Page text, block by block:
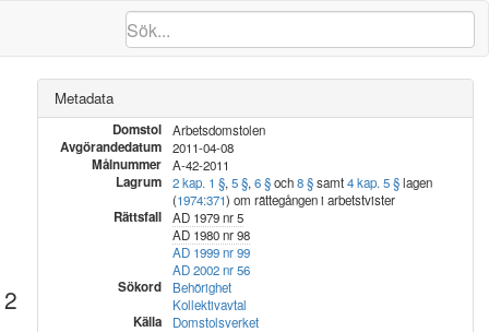
Metadata
Domstol Arbetsdomstolen
Avgörandedatum 2011-04-08
Målnummer A-42-2011
Lagrum 2 kap. 1 §, 5 §, 6 §och8 §samt4 kap. 5 §lagen
(1974:371) om rättegången i arbetstvister
Rättsfall
AD 1979 nr 5
AD 1980 nr 98
AD 1999 nr 99
AD 2002 nr 56
Sökord
Behörighet
Kollektivavtal
Källa Domstolsverket